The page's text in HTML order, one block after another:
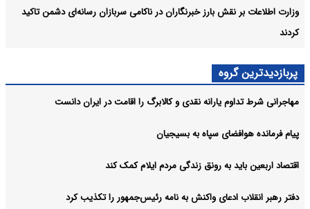
وزارت اطلاعات بر نقش بارز خبرنگاران در ناکامی سربازان رسانه‌ای دشمن تاکید
کردند
پربازدیدترین گروه
مهاجرانی شرط تداوم یارانه نقدی و کالابرگ را اقامت در ایران دانست
پیام فرمانده هوافضای سپاه به بسیجیان
اقتصاد اربعین باید به رونق زندگی مردم ایلام کمک کند
دفتر رهبر انقلاب ادعای واکنش به نامه رئیس‌جمهور را تکذیب کرد